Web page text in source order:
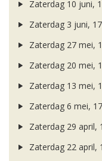
Zaterdag 10 juni,
Zaterdag 3 juni,
Zaterdag 27 mei,
Zaterdag 20 mei,
Zaterdag 13 mei,
Zaterdag 6 mei,
Zaterdag 29 april,
Zaterdag 22 april,